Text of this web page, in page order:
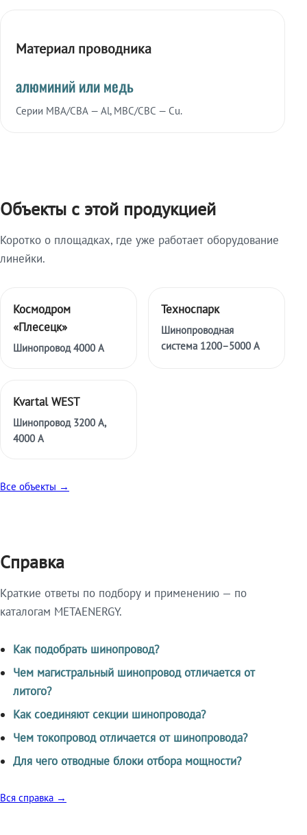
Материал проводника
алюминий или медь
Серии МВА/СВА — Al, МВС/СВС — Cu.
Объекты с этой продукцией
Коротко о площадках, где уже работает оборудование
линейки.
Космодром
«Плесецк»
Шинопровод 4000 А
Техноспарк
Шинопроводная
система 1200–5000 А
Kvartal WEST
Шинопровод 3200 А,
4000 А
Все объекты →
Справка
Краткие ответы по подбору и применению — по
каталогам METAENERGY.
Как подобрать шинопровод?
Чем магистральный шинопровод отличается от
литого?
Как соединяют секции шинопровода?
Чем токопровод отличается от шинопровода?
Для чего отводные блоки отбора мощности?
Вся справка →